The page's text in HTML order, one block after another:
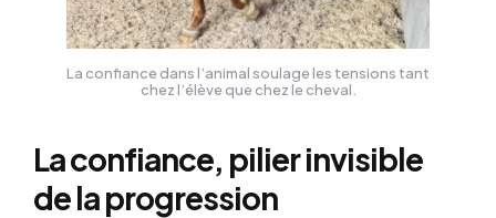
La confiance dans l’animal soulage les tensions tant
chez l’élève que chez le cheval.
La confiance, pilier invisible
de la progression